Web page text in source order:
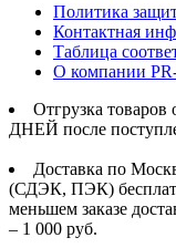
Политика
Контактная
Таблица
О компании
Отгрузка
ДНЕЙ после
Доставка по
(СДЭК, ПЭК)
меньшем заказе
– 1 000 руб.